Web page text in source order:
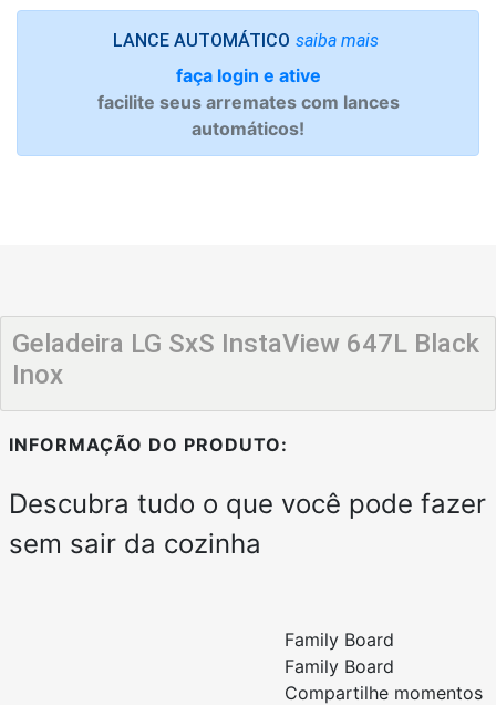
LANCE AUTOMÁTICO saiba mais
faça login e ative
facilite seus arremates com lances
automáticos!
Geladeira LG SxS InstaView 647L Black
Inox
INFORMAÇÃO DO PRODUTO:
Descubra tudo o que você pode fazer
sem sair da cozinha
Family Board
Family Board
Compartilhe momentos